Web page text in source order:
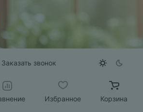
Заказать звонок
Избранное Корзина